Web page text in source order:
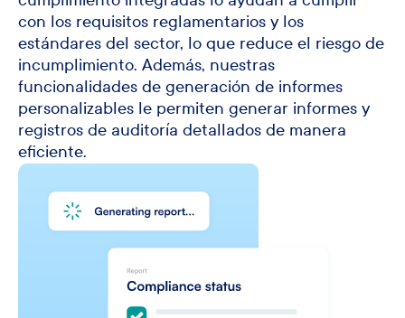
con los requisitos reglamentarios y los
estándares del sector, lo que reduce el riesgo de
incumplimiento. Además, nuestras
funcionalidades de generación de informes
personalizables le permiten generar informes y
registros de auditoría detallados de manera
eficiente.